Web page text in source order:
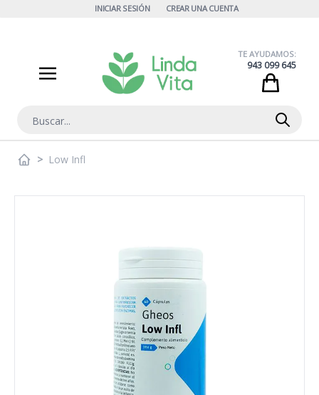
INICIAR SESIÓN CREAR UNA CUENTA
Buscar
TE AYUDAMOS:
943 099 645
> Low Infl